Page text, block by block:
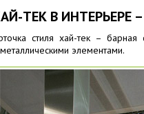
ТЕК В ИНТЕРЬЕРЕ
стиля хай-тек –
элементами.